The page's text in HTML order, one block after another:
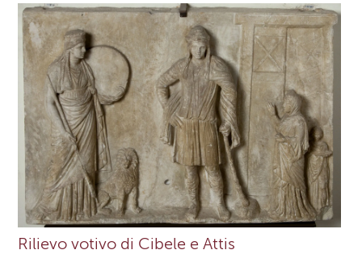
Rilievo votivo di Cibele e Attis